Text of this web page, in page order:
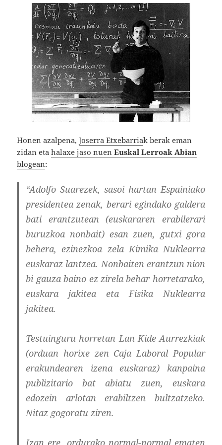
Honen azalpena,Joserra Etxebarriak berak eman
zidan etahalaxe jaso nuen Euskal Lerroak Abian
blogean:
“Adolfo Suarezek, sasoi hartan Espainiako
presidentea zenak, berari egindako galdera
bati erantzutean (euskararen erabilerari
buruzkoa nonbait) esan zuen, gutxi gora
behera, ezinezkoa zela Kimika Nuklearra
euskaraz lantzea. Nonbaiten erantzun nion
bi gauza baino ez zirela behar horretarako,
euskara jakitea eta Fisika Nuklearra
jakitea.
Testuinguru horretan Lan Kide Aurrezkiak
(orduan horixe zen Caja Laboral Popular
erakundearen izena euskaraz) kanpaina
publizitario bat abiatu zuen, euskara
edozein arlotan erabiltzen bultzatzeko.
Nitaz gogoratu ziren.
Izan ere, ordurako normal-normal ematen